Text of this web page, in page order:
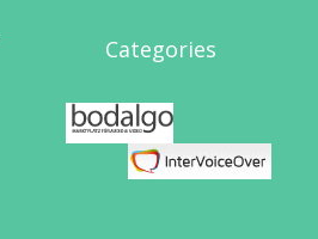
Categories
Bodalgo